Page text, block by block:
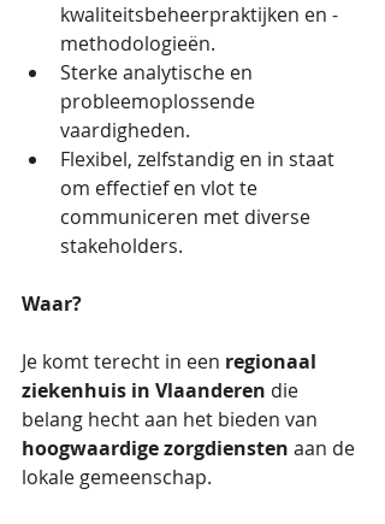
kwaliteitsbeheerpraktijken en -
methodologieën.
Sterke analytische en
probleemoplossende
vaardigheden.
Flexibel, zelfstandig en in staat
om effectief en vlot te
communiceren met diverse
stakeholders.
Waar?
Je komt terecht in een regionaal
ziekenhuis in Vlaanderen die
belang hecht aan het bieden van
hoogwaardige zorgdiensten aan de
lokale gemeenschap.